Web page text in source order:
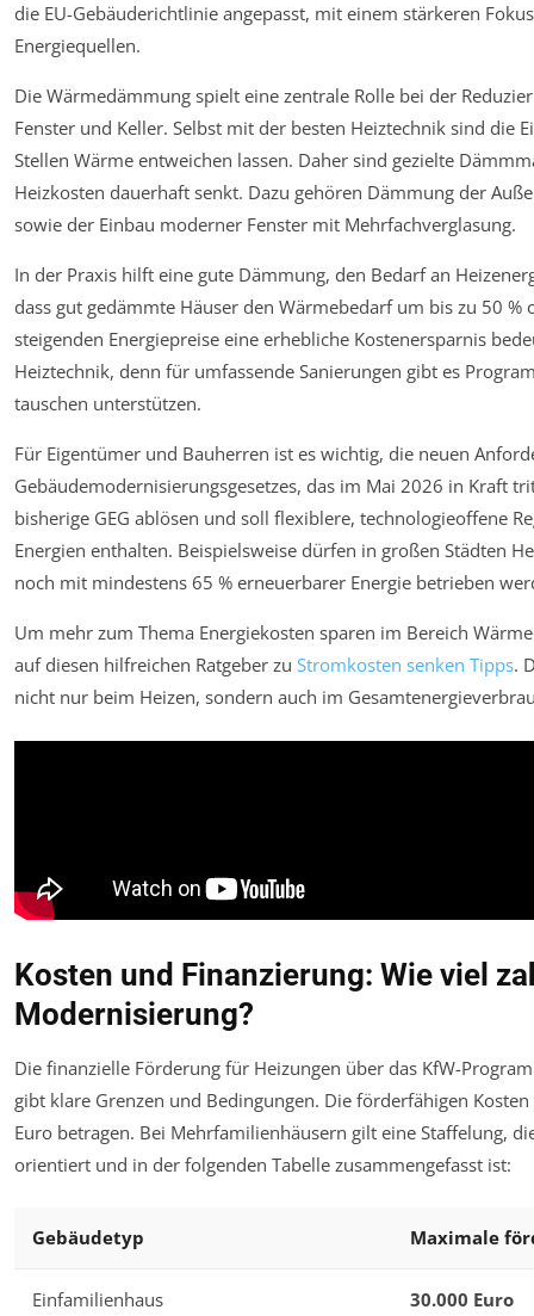
die EU-Gebäuderichtlinie angepasst, mit einem stärkeren
Energiequellen.
Die Wärmedämmung spielt eine zentrale Rolle bei der
Fenster und Keller. Selbst mit der besten Heiztechnik sind die
Stellen Wärme entweichen lassen. Daher sind gezielte
Heizkosten dauerhaft senkt. Dazu gehören Dämmung der
sowie der Einbau moderner Fenster mit Mehrfachverglasung.
In der Praxis hilft eine gute Dämmung, den Bedarf an
dass gut gedämmte Häuser den Wärmebedarf um bis zu 50
steigenden Energiepreise eine erhebliche Kostenersparnis
Heiztechnik, denn für umfassende Sanierungen gibt es
tauschen unterstützen.
Für Eigentümer und Bauherren ist es wichtig, die neuen
Gebäudemodernisierungsgesetzes, das im Mai 2026 in Kraft
bisherige GEG ablösen und soll flexiblere, technologieoffene
Energien enthalten. Beispielsweise dürfen in großen Städten
noch mit mindestens 65 % erneuerbarer Energie betrieben
Um mehr zum Thema Energiekosten sparen im Bereich
auf diesen hilfreichen Ratgeber zu Stromkosten senken Tipps.
nicht nur beim Heizen, sondern auch im
Kosten und Finanzierung: Wie viel
Modernisierung?
Die finanzielle Förderung für Heizungen über das KfW-
gibt klare Grenzen und Bedingungen. Die förderfähigen
Euro betragen. Bei Mehrfamilienhäusern gilt eine Staffelung,
orientiert und in der folgenden Tabelle zusammengefasst ist:
Gebäudetyp Maximale
Einfamilienhaus 30.000 Euro